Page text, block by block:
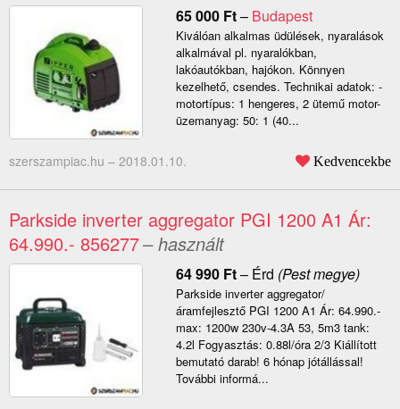
65 000 Ft– Budapest
Kiválóan alkalmas üdülések, nyaralások
alkalmával pl. nyaralókban,
lakóautókban, hajókon. Könnyen
kezelhető, csendes. Technikai adatok: -
motortípus: 1 hengeres, 2 ütemű motor-
üzemanyag: 50: 1 (40...
szerszampiac.hu – 2018.01.10. Kedvencekbe
Parkside inverter aggregator PGI 1200 A1 Ár:
64.990.- 856277– használt
64 990 Ft– Érd (Pest megye)
Parkside inverter aggregator/
áramfejlesztő PGI 1200 A1 Ár: 64.990.-
max: 1200w 230v-4.3A 53, 5m3 tank:
4.2l Fogyasztás: 0.88l/óra 2/3 Kiállított
bemutató darab! 6 hónap jótállással!
További informá...